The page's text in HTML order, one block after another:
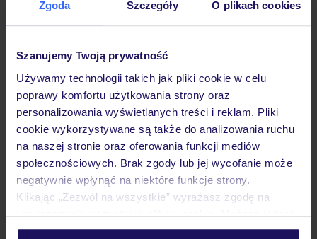
Zgoda Szczegóły O plikach cookies
Szanujemy Twoją prywatność
Używamy technologii takich jak pliki cookie w celu
poprawy komfortu użytkowania strony oraz
personalizowania wyświetlanych treści i reklam. Pliki
cookie wykorzystywane są także do analizowania ruchu
na naszej stronie oraz oferowania funkcji mediów
społecznościowych. Brak zgody lub jej wycofanie może
negatywnie wpłynąć na niektóre funkcje strony.
Klikając „Zezwól na wszystkie” wyrażasz zgodę na
umieszczenie wszystkich plików cookie. Możesz jednak
personalizować swój wybór wchodząc w zakładkę
warto tutaj zakupić. Każdy ma inne potrzeby i tak jak
skórzany pasek czy markowe okulary. Jedno jest pewne
wszyscy maniacy zakupów wrócą z Lanzarote zadowoleni,
bo sklepów, straganów i galerii handlowych jest tutaj pod
dostatkiem.
SPRAWDŹ OFERTY ZIMA 2026/27 FIRST
MINUTE®!
Fot. główna – targ na Lanzarote (flickr.com, chrisbulle)